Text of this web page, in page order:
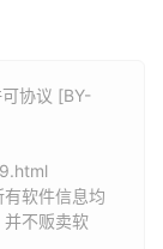
协议 [BY-
软件信息均
并不贩卖软